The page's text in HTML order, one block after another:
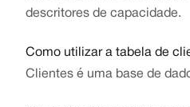
descritores de capacidade.
Como utilizar a tabela de
Clientes é uma base de